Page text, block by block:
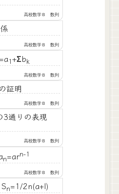
高校数学Ｂ 数列
高校数学Ｂ 数列
=a1+Σbk
高校数学Ｂ 数列
証明
高校数学Ｂ 数列
3通りの表現
高校数学Ｂ 数列
n=arn-1
高校数学Ｂ 数列
n=1/2n(a+l)